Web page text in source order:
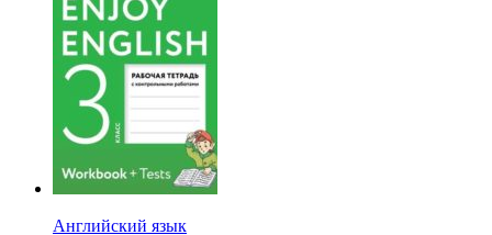
Английский язык